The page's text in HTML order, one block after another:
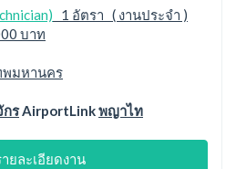
1 อัตรา ( งานประจำ )
บาท
พมหานคร
รAirportLinkพญาไท
ายละเอียดงาน